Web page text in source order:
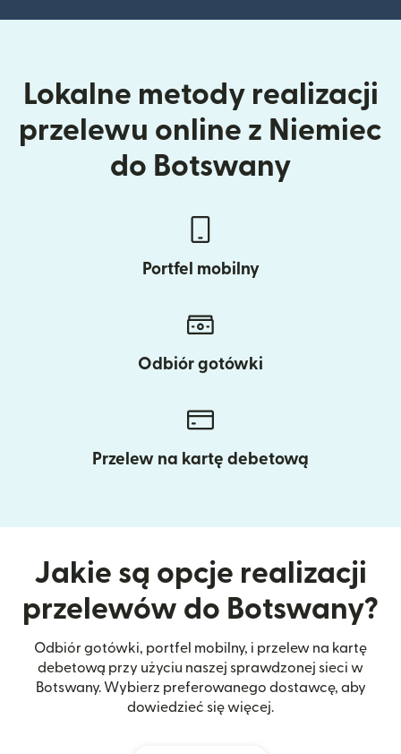
Lokalne metody realizacji
przelewu online z Niemiec
do Botswany
Portfel mobilny
Odbiór gotówki
Przelew na kartę debetową
Jakie są opcje realizacji
przelewów do Botswany?
Odbiór gotówki, portfel mobilny, i przelew na kartę
debetową przy użyciu naszej sprawdzonej sieci w
Botswany. Wybierz preferowanego dostawcę, aby
dowiedzieć się więcej.